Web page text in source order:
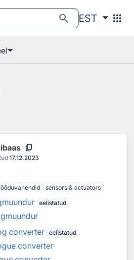
search EST apps
content_copy
17.12.2023
sensors & actuators
eelistatud
converter eelistatud
converter